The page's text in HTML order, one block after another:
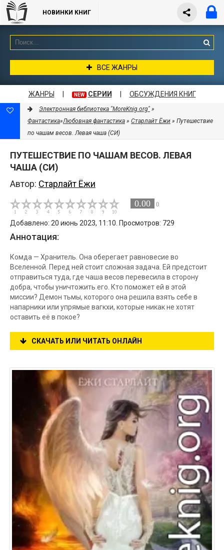
НОВИНКИ КНИГ
ВСЕ ЖАНРЫ
ЖАНРЫ NEW СЕРИИ ОБСУЖДЕНИЯ КНИГ
Электронная библиотека "MoreKnig.org" »
Фантастика»Любовная фантастика » Старлайт Ёжи » Путешествие
по чашам весов. Левая чаша (СИ)
ПУТЕШЕСТВИЕ ПО ЧАШАМ ВЕСОВ. ЛЕВАЯ
ЧАША (СИ)
Автор: Старлайт Ёжи
0.00 0
Добавлено: 20 июнь 2023, 11:10. Просмотров: 729
Аннотация:
Комда — Хранитель. Она оберегает равновесие во
Вселенной. Перед ней стоит сложная задача. Ей предстоит
отправиться туда, где чаша весов перевесила в сторону
добра, чтобы уничтожить его. Кто поможет ей в этой
миссии? Демон тьмы, которого она решила взять себе в
напарники или упрямые вагкхи, которые никак не хотят
оставить её в покое?
СКАЧАТЬ ИЛИ ЧИТАТЬ ОНЛАЙН